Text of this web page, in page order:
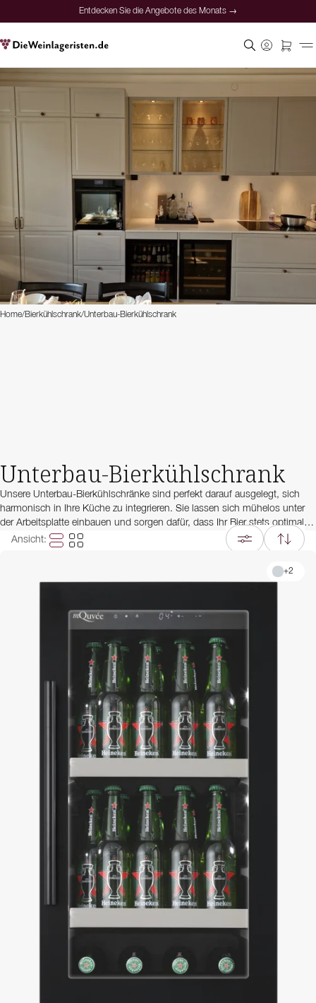
Entdecken Sie die Angebote des Monats →
Home/Bierkühlschrank/Unterbau-Bierkühlschrank
Unterbau-Bierkühlschrank
Unsere Unterbau-Bierkühlschränke sind perfekt darauf ausgelegt, sich
harmonisch in Ihre Küche zu integrieren. Sie lassen sich mühelos unter
der Arbeitsplatte einbauen und sorgen dafür, dass Ihr Bier stets optimal
gekühlt ist. Mit großzügigem Stauraum und einem stilvollen Design
bieten diese Getränkekühlschränke die ideale Lösung für alle, die jederzeit
gut gekühltes Bier und Erfrischungsgetränke genießen möchten.
Ansicht:
+2